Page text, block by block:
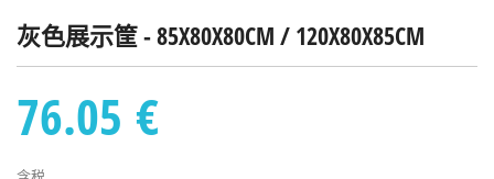
灰色展示筐 - 85X80X80CM / 120X80X85CM
76.05 €